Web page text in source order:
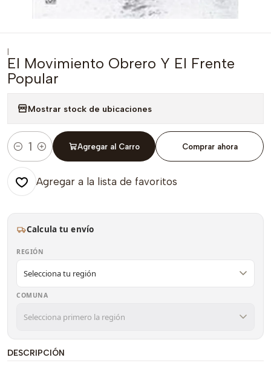
|
El Movimiento Obrero Y El Frente
Popular
Mostrar stock de ubicaciones
Cantidad
Agregar al Carro Comprar ahora
Agregar a la lista de favoritos
Calcula tu envío
REGIÓN
COMUNA
DESCRIPCIÓN